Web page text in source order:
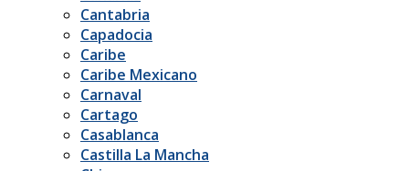
Cantabria
Capadocia
Caribe
Caribe Mexicano
Carnaval
Cartago
Casablanca
Castilla La Mancha